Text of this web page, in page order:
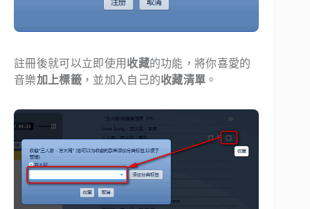
註冊後就可以立即使用 收藏的功能，將你喜愛的
音樂加上標籤，並加入自己的收藏清單 。